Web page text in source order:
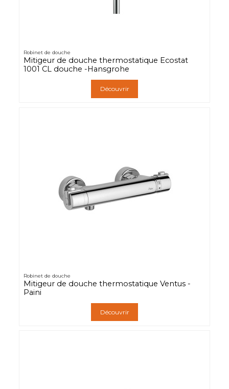
Robinet de douche
Mitigeur de douche thermostatique Ecostat
1001 CL douche -Hansgrohe
Découvrir
Robinet de douche
Mitigeur de douche thermostatique Ventus -
Paini
Découvrir